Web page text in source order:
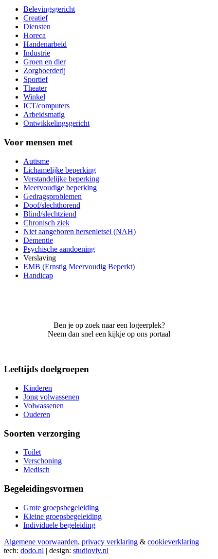
Belevingsgericht
Creatief
Diensten
Horeca
Handenarbeid
Industrie
Groen en dier
Zorgboerderij
Sportief
Theater
Winkel
ICT/computers
Arbeidsmatig
Ontwikkelingsgericht
Voor mensen met
Autisme
Lichamelijke beperking
Verstandelijke beperking
Meervoudige beperking
Gedragsproblemen
Doof/slechthorend
Blind/slechtziend
Chronisch ziek
Niet aangeboren hersenletsel (NAH)
Dementie
Psychische aandoening
Verslaving
EMB (Ernstig Meervoudig Beperkt)
Handicap
Ben je op zoek naar een logeerplek?
Neem dan snel een kijkje op ons portaal
Leeftijds doelgroepen
Kinderen
Jong volwassenen
Volwassenen
Ouderen
Soorten verzorging
Toilet
Verschoning
Medisch
Begeleidingsvormen
Grote groepsbegeleiding
Kleine groepsbegeleiding
Individuele begeleiding
Algemene voorwaarden, privacy verklaring & cookieverklaring
tech: dodo.nl | design: studioviv.nl